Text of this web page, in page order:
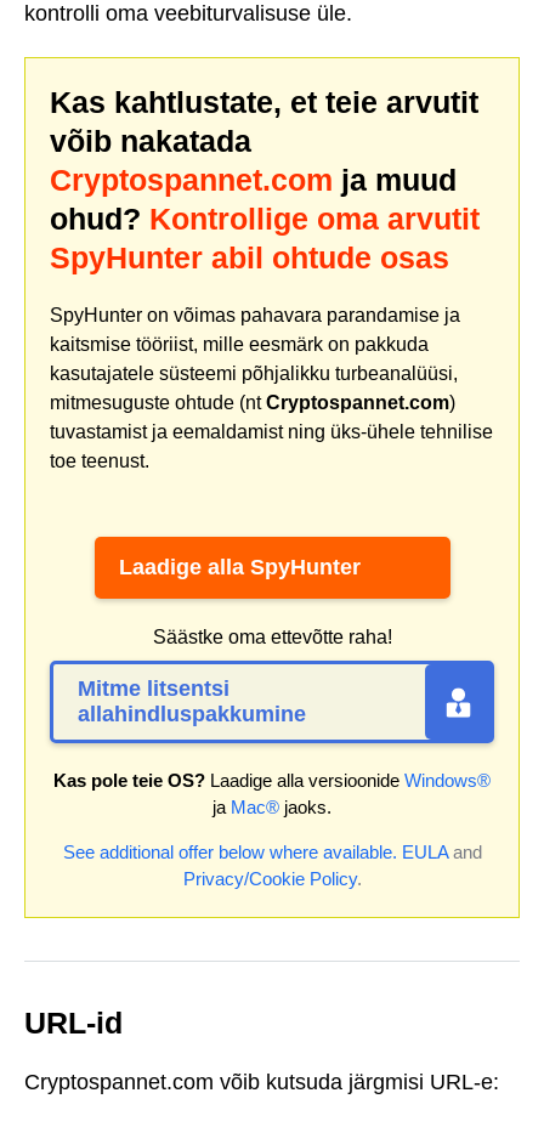
kontrolli oma veebiturvalisuse üle.
Kas kahtlustate, et teie arvutit
võib nakatada
Cryptospannet.com ja muud
ohud? Kontrollige oma arvutit
SpyHunter abil ohtude osas
SpyHunter on võimas pahavara parandamise ja
kaitsmise tööriist, mille eesmärk on pakkuda
kasutajatele süsteemi põhjalikku turbeanalüüsi,
mitmesuguste ohtude (ntCryptospannet.com)
tuvastamist ja eemaldamist ning üks-ühele tehnilise
toe teenust.
Laadige alla SpyHunter
Säästke oma ettevõtte raha!
Mitme litsentsi
allahindluspakkumine
Kas pole teie OS? Laadige alla versioonide Windows®
ja Mac® jaoks.
See additional offer below where available. EULAand
Privacy/Cookie Policy.
URL-id
Cryptospannet.com võib kutsuda järgmisi URL-e: